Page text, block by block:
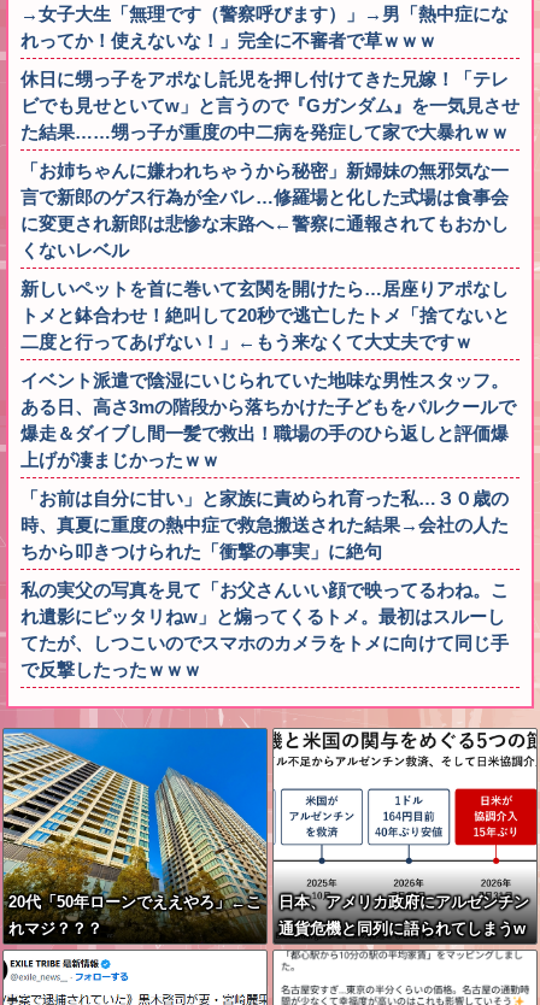
→女子大生「無理です（警察呼びます）」→男「熱中症にな
れってか！使えないな！」完全に不審者で草ｗｗｗ
休日に甥っ子をアポなし託児を押し付けてきた兄嫁！「テレ
ビでも見せといてw」と言うので『Gガンダム』を一気見させ
た結果……甥っ子が重度の中二病を発症して家で大暴れｗｗ
「お姉ちゃんに嫌われちゃうから秘密」新婦妹の無邪気な一
言で新郎のゲス行為が全バレ…修羅場と化した式場は食事会
に変更され新郎は悲惨な末路へ←警察に通報されてもおかし
くないレベル
新しいペットを首に巻いて玄関を開けたら…居座りアポなし
トメと鉢合わせ！絶叫して20秒で逃亡したトメ「捨てないと
二度と行ってあげない！」←もう来なくて大丈夫ですｗ
イベント派遣で陰湿にいじられていた地味な男性スタッフ。
ある日、高さ3mの階段から落ちかけた子どもをパルクールで
爆走＆ダイブし間一髪で救出！職場の手のひら返しと評価爆
上げが凄まじかったｗｗ
「お前は自分に甘い」と家族に責められ育った私…３０歳の
時、真夏に重度の熱中症で救急搬送された結果→会社の人た
ちから叩きつけられた「衝撃の事実」に絶句
私の実父の写真を見て「お父さんいい顔で映ってるわね。こ
れ遺影にピッタリねw」と煽ってくるトメ。最初はスルーし
てたが、しつこいのでスマホのカメラをトメに向けて同じ手
で反撃したったｗｗｗ
20代「50年ローンでええやろ」←こ
れマジ？？？
日本、アメリカ政府にアルゼンチン
通貨危機と同列に語られてしまうw
wwwwwもうすでに158円に戻る